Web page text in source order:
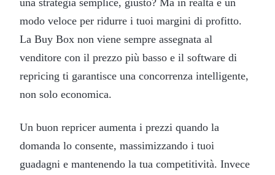
modo veloce per ridurre i tuoi margini di profitto.
La Buy Box non viene sempre assegnata al
venditore con il prezzo più basso e il software di
repricing ti garantisce una concorrenza intelligente,
non solo economica.
Un buon repricer aumenta i prezzi quando la
domanda lo consente, massimizzando i tuoi
guadagni e mantenendo la tua competitività. Invece